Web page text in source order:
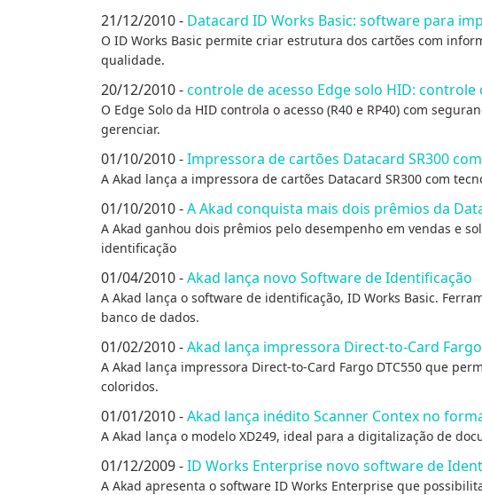
21/12/2010 - Datacard ID Works Basic: software para
O ID Works Basic permite criar estrutura dos cartões com
qualidade.
20/12/2010 -controle de acesso Edge solo HID: controle
O Edge Solo da HID controla o acesso (R40 e RP40) com
gerenciar.
01/10/2010 -Impressora de cartões Datacard SR300
A Akad lança a impressora de cartões Datacard SR300 com
01/10/2010 -A Akad conquista mais dois prêmios da
A Akad ganhou dois prêmios pelo desempenho em vendas e
identificação
01/04/2010 -Akad lança novo Software de Identificação
A Akad lança o software de identificação, ID Works Basic.
banco de dados.
01/02/2010 -Akad lança impressora Direct-to-Card
A Akad lança impressora Direct-to-Card Fargo DTC550 que
coloridos.
01/01/2010 -Akad lança inédito Scanner Contex no
A Akad lança o modelo XD249, ideal para a digitalização de
01/12/2009 -ID Works Enterprise novo software de
A Akad apresenta o software ID Works Enterprise que